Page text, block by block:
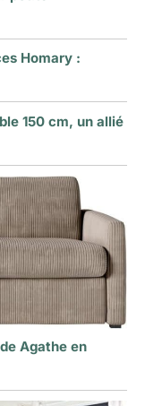
Homary :
150 cm, un allié
Agathe en